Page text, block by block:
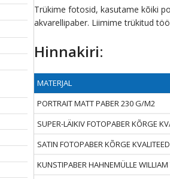
Trükime fotosid, kasutame kõiki
akvarellipaber. Liimime trükitud
Hinnakiri:
MATERJAL
PORTRAIT MATT PABER 230 G/М2
SUPER-LÄIKIV FOTOPABER KÕRGE
SATIN FOTOPABER KÕRGE
KUNSTIPABER HAHNEMÜLLE